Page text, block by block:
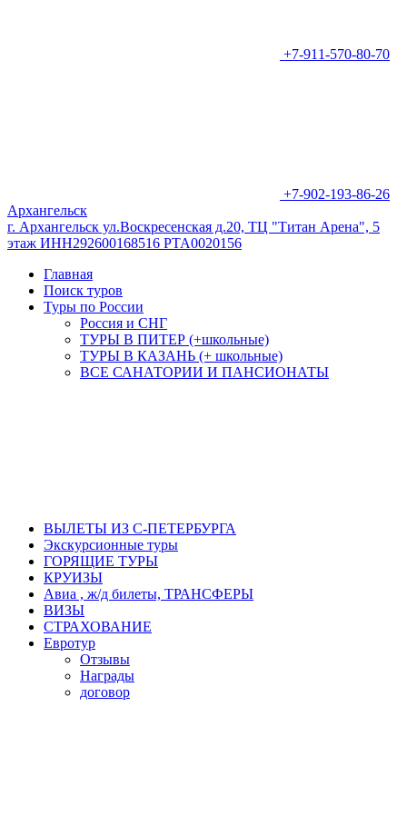
+7-911-570-80-70
+7-902-193-86-26
Архангельск
г. Архангельск ул.Воскресенская д.20, ТЦ "Титан Арена", 5
этаж ИНН292600168516 РТА0020156
Главная
Поиск туров
Туры по России
Россия и СНГ
ТУРЫ В ПИТЕР (+школьные)
ТУРЫ В КАЗАНЬ (+ школьные)
ВСЕ САНАТОРИИ И ПАНСИОНАТЫ
ВЫЛЕТЫ ИЗ С-ПЕТЕРБУРГА
Экскурсионные туры
ГОРЯЩИЕ ТУРЫ
КРУИЗЫ
Авиа , ж/д билеты, ТРАНСФЕРЫ
ВИЗЫ
СТРАХОВАНИЕ
Евротур
Отзывы
Награды
договор